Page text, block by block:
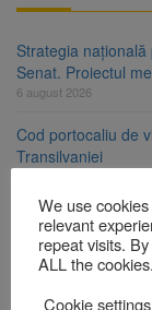
Strategia
Senat. Proiectul
6 august 2026
Cod portocaliu de
Transilvaniei
Bărbat din
ori în câteva zile
6 august 2026
Urmele atelajului
We use
relevant
repeat visits.
ALL the cookies.
Cookie settings